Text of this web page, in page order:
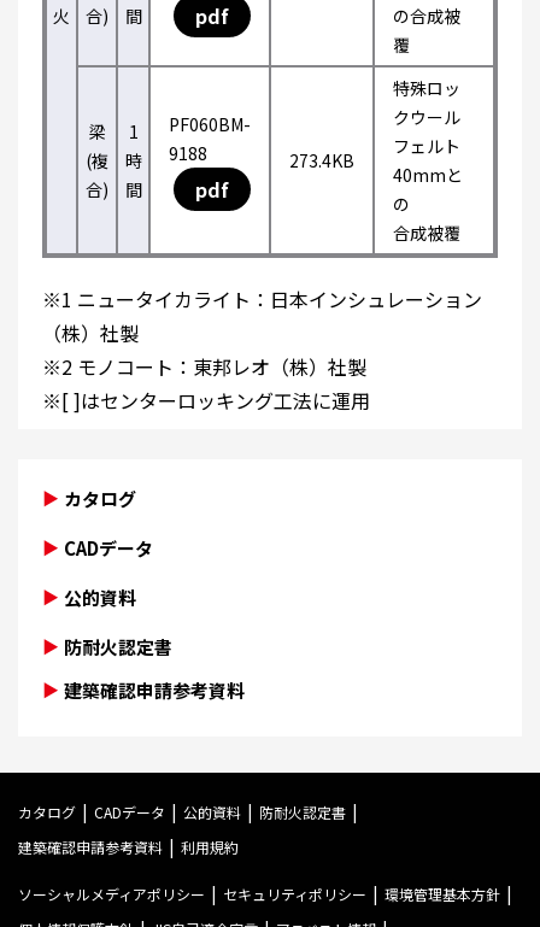
火
合)
間
pdf
の合成被
覆
梁
(複
合)
1
時
間
PF060BM-
9188
pdf
273.4KB
特殊ロッ
クウール
フェルト
40mmと
の
合成被覆
※1 ニュータイカライト：日本インシュレーション
（株）社製
※2 モノコート：東邦レオ（株）社製
※[ ]はセンターロッキング工法に運用
カタログ
CADデータ
公的資料
防耐火認定書
建築確認申請参考資料
カタログ CADデータ 公的資料
防耐火認定書
建築確認申請参考資料
利用規約
ソーシャルメディアポリシー セキュリティポリシー
環境管理基本方針